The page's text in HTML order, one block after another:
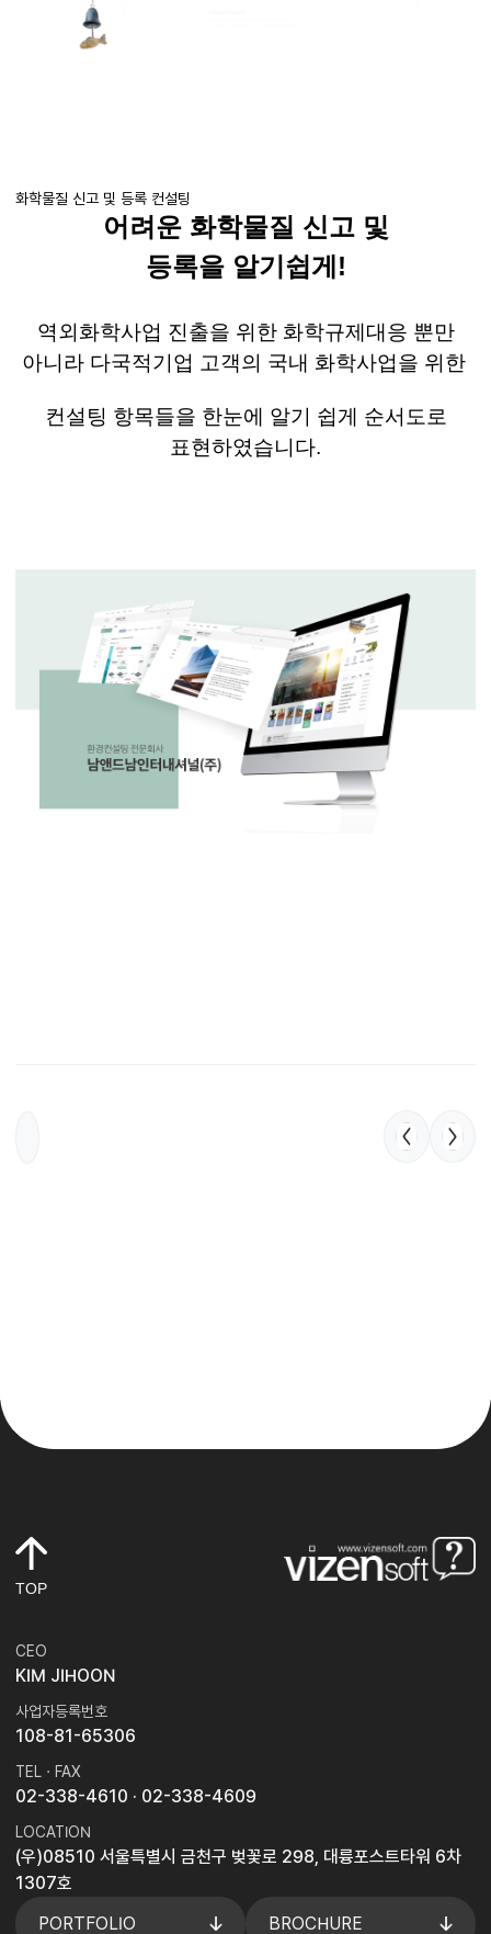
화학물질 신고 및 등록 컨설팅
어려운 화학물질 신고 및
등록을 알기쉽게 !
역외화학사업 진출을 위한 화학규제대응 뿐만
아니라 다국적기업 고객의 국내 화학사업을 위한
컨설팅 항목들을 한눈에 알기 쉽게 순서도로
표현하였습니다.
TOP
CEO
KIM JIHOON
사업자등록번호
108-81-65306
TEL · FAX
02-338-4610 · 02-338-4609
LOCATION
(우)08510 서울특별시 금천구 벚꽃로 298, 대륭포스트타워 6차
1307호
PORTFOLIO
BROCHURE